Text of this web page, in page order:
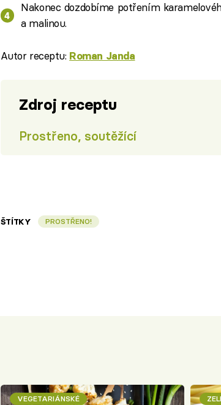
Nakonec dozdobíme potřením
a malinou.
Autor receptu: Roman Janda
Zdroj receptu
Prostřeno, soutěžící
ŠTÍTKY PROSTŘENO!
VEGETARIÁNSKÉ